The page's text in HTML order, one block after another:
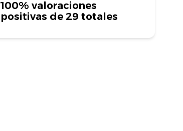
100% valoraciones
positivas de 29 totales